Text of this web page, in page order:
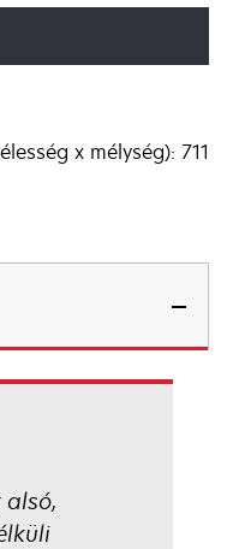
x mélység): 711
alsó,